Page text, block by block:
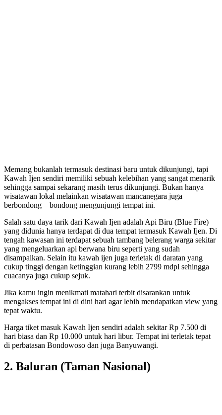
Memang bukanlah termasuk destinasi baru untuk dikunjungi, tapi
Kawah Ijen sendiri memiliki sebuah kelebihan yang sangat menarik
sehingga sampai sekarang masih terus dikunjungi. Bukan hanya
wisatawan lokal melainkan wisatawan mancanegara juga
berbondong – bondong mengunjungi tempat ini.
Salah satu daya tarik dari Kawah Ijen adalah Api Biru (Blue Fire)
yang didunia hanya terdapat di dua tempat termasuk Kawah Ijen. Di
tengah kawasan ini terdapat sebuah tambang belerang warga sekitar
yang mengeluarkan api berwana biru seperti yang sudah
disampaikan. Selain itu kawah ijen juga terletak di daratan yang
cukup tinggi dengan ketinggian kurang lebih 2799 mdpl sehingga
cuacanya juga cukup sejuk.
Jika kamu ingin menikmati matahari terbit disarankan untuk
mengakses tempat ini di dini hari agar lebih mendapatkan view yang
tepat waktu.
Harga tiket masuk Kawah Ijen sendiri adalah sekitar Rp 7.500 di
hari biasa dan Rp 10.000 untuk hari libur. Tempat ini terletak tepat
di perbatasan Bondowoso dan juga Banyuwangi.
2. Baluran (Taman Nasional)